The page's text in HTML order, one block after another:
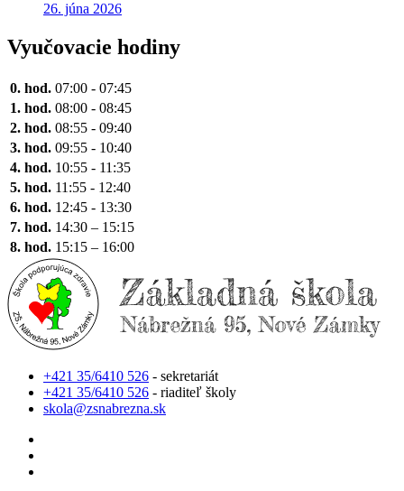
26. júna 2026
Vyučovacie hodiny
0. hod. 07:00 - 07:45
1. hod. 08:00 - 08:45
2. hod. 08:55 - 09:40
3. hod. 09:55 - 10:40
4. hod. 10:55 - 11:35
5. hod. 11:55 - 12:40
6. hod. 12:45 - 13:30
7. hod. 14:30 – 15:15
8. hod. 15:15 – 16:00
+421 35/6410 526 - sekretariát
+421 35/6410 526 - riaditeľ školy
skola@zsnabrezna.sk